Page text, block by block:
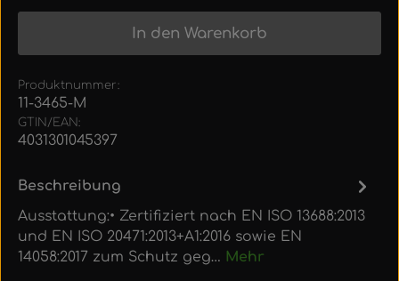
In den Warenkorb
Produktnummer:
11-3465-M
GTIN/EAN:
4031301045397
Beschreibung
Ausstattung:• Zertifiziert nach EN ISO 13688:2013
und EN ISO 20471:2013+A1:2016 sowie EN
14058:2017 zum Schutz geg… Mehr